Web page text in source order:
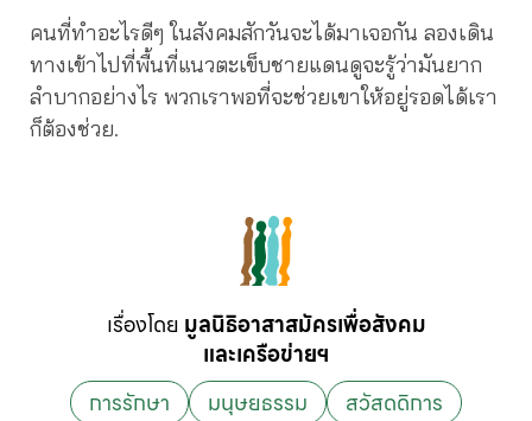
คนที่ทำอะไรดีๆ ในสังคมสักวันจะได้มาเจอกัน ลองเดิน
ทางเข้าไปที่พื้นที่แนวตะเข็บชายแดนดูจะรู้ว่ามันยาก
ลำบากอย่างไร พวกเราพอที่จะช่วยเขาให้อยู่รอดได้เรา
ก็ต้องช่วย.
เรื่องโดย มูลนิธิอาสาสมัครเพื่อสังคม
และเครือข่ายฯ
การรักษา
มนุษยธรรม สวัสดดิการ